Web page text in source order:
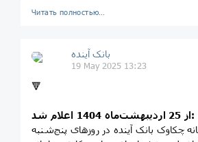
Читать полностью…
بانک آینده
19 May 2025 13:23
🔻
از 25 اردیبهشت‌ماه 1404 اعلام شد:
چکاوک بانک آینده در روزهای پنج‌شنبه